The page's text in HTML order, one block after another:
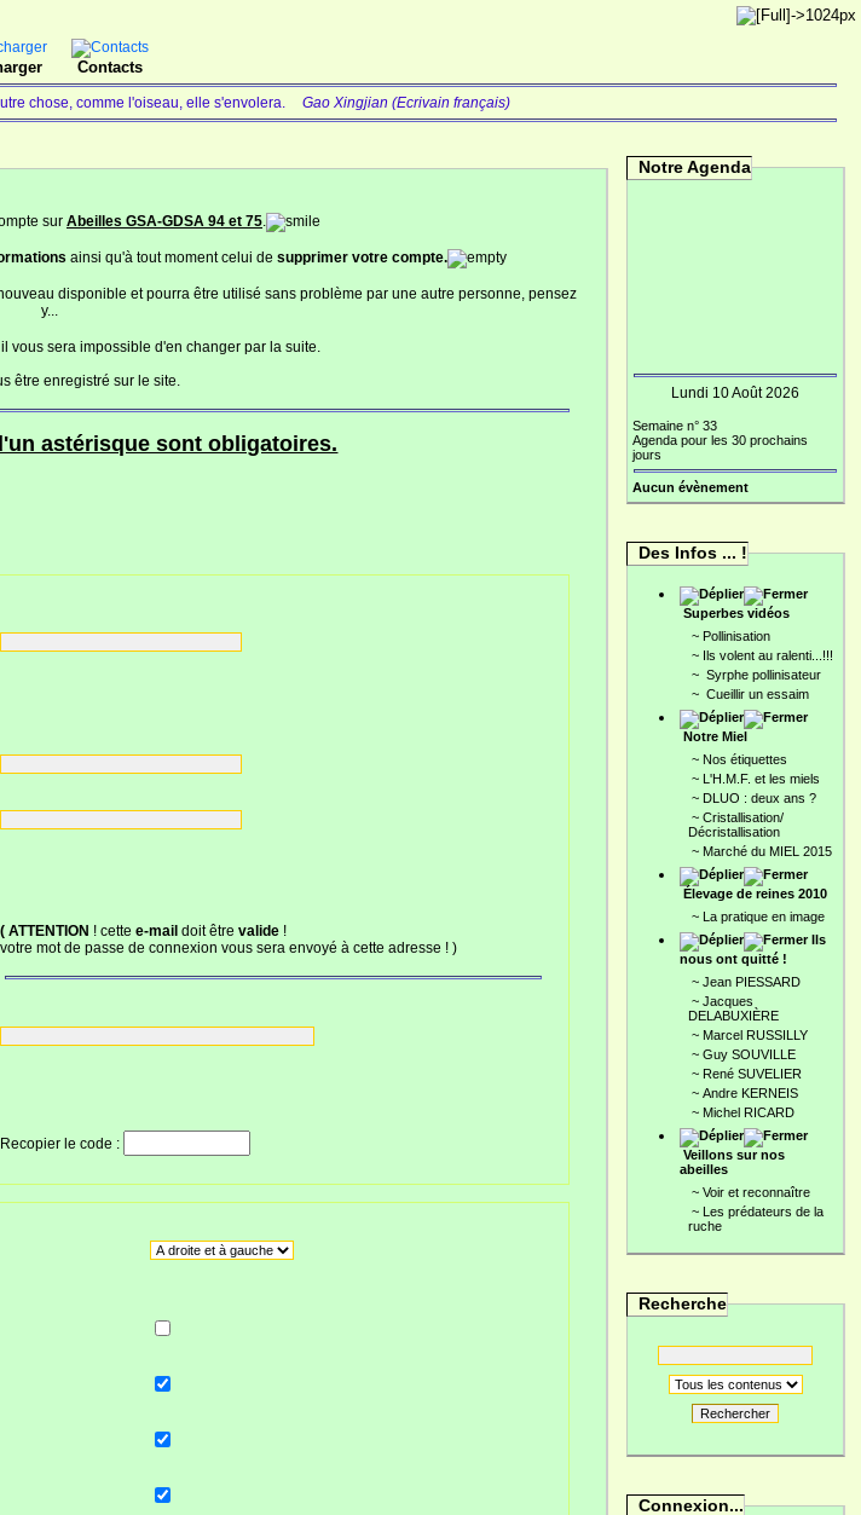
Contacts
chose, comme l'oiseau, elle s'envolera. Gao Xingjian (Ecrivain français)
sur Abeilles GSA-GDSA 94 et 75.
ainsi qu'à tout moment celui de supprimer votre compte.
disponible et pourra être utilisé sans problème par une autre personne, pensez
y...
vous sera impossible d'en changer par la suite.
être enregistré sur le site.
astérisque sont obligatoires.
( ATTENTION ! cette e-mail doit être valide!
votre mot de passe de connexion vous sera envoyé à cette adresse ! )
Recopier le code :
Notre Agenda
Lundi 10 Août 2026
Semaine n° 33
Agenda pour les 30 prochains
jours
Aucun évènement
Des Infos ... !
Superbes vidéos
~ Pollinisation
~ Ils volent au ralenti...!!!
~ Syrphe pollinisateur
~ Cueillir un essaim
Notre Miel
~ Nos étiquettes
~ L'H.M.F. et les miels
~ DLUO : deux ans ?
~ Cristallisation/
Décristallisation
~ Marché du MIEL 2015
Élevage de reines 2010
~ La pratique en image
Ils
nous ont quitté !
~ Jean PIESSARD
~ Jacques
DELABUXIÈRE
~ Marcel RUSSILLY
~ Guy SOUVILLE
~ René SUVELIER
~ Andre KERNEIS
~ Michel RICARD
Veillons sur nos
abeilles
~ Voir et reconnaître
~ Les prédateurs de la
ruche
Recherche
Rechercher
Connexion...